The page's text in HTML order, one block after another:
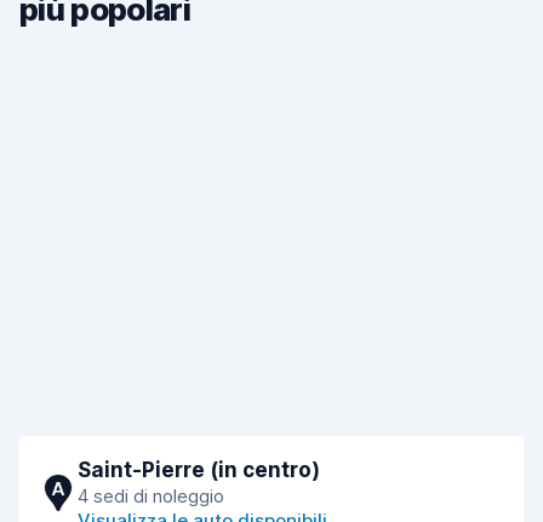
più popolari
A
Saint-Pierre (in centro)
4 sedi di noleggio